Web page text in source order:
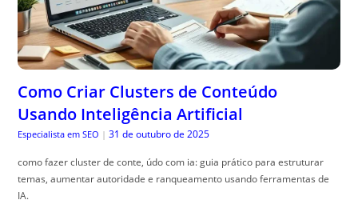
Como Criar Clusters de Conteúdo
Usando Inteligência Artificial
Especialista em SEO | 31 de outubro de 2025
como fazer cluster de conte, údo com ia: guia prático para estruturar
temas, aumentar autoridade e ranqueamento usando ferramentas de
IA.